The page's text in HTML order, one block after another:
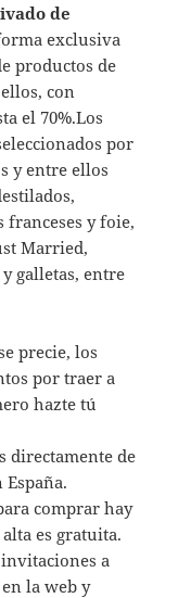
de
exclusiva
productos de
con
el 70%.Los
por
y entre ellos
franceses y foie,
Married,
galletas, entre
precie, los
por traer a
hazte tú
directamente de
comprar hay
es gratuita.
a
la web y